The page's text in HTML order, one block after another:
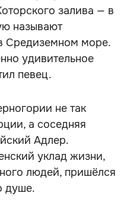
залива — в
называют
Средиземном море.
удивительное
певец.
не так
а соседняя
Адлер.
уклад жизни,
людей, пришёлся
душе.